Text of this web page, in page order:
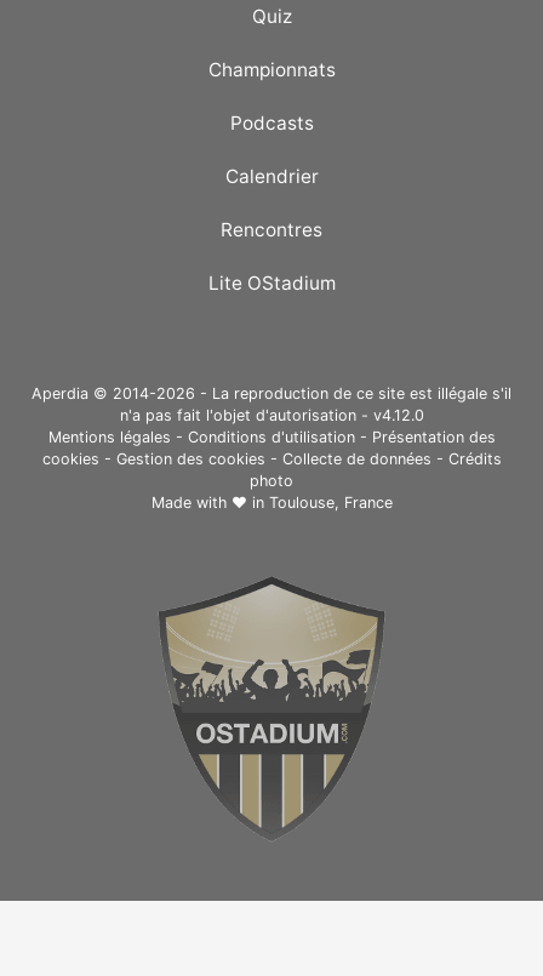
Quiz
Championnats
Podcasts
Calendrier
Rencontres
Lite OStadium
Aperdia © 2014-2026 - La reproduction de ce site est illégale s'il
n'a pas fait l'objet d'autorisation - v4.12.0
Mentions légales - Conditions d'utilisation- Présentation des
cookies - Gestion des cookies - Collecte de données - Crédits
photo
Made with ❤ in Toulouse, France